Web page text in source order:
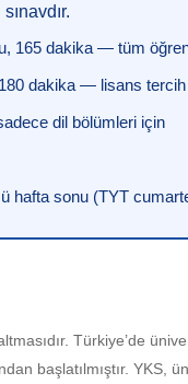
165 dakika — tüm
dakika — lisans
dil bölümleri için
hafta sonu (TYT
Türkiye’de
başlatılmıştır. YKS,